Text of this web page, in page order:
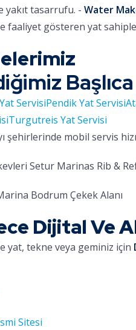
tasarrufu. - Water
faaliyet gösteren yat
ServisiPendik Yat Servisi
Turgutreis Yat Servisi
şehirlerinde mobil servis
Setur Marinas Rib &
Bodrum Çekek Alanı
Dijital Ve
yat, tekne veya geminiz için
Sitesi